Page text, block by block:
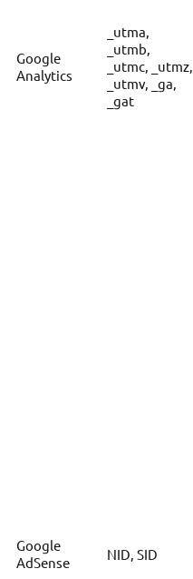
Google
Analytics
_utma,
_utmb,
_utmc, _utmz,
_utmv, _ga,
_gat
Google
AdSense
NID, SID